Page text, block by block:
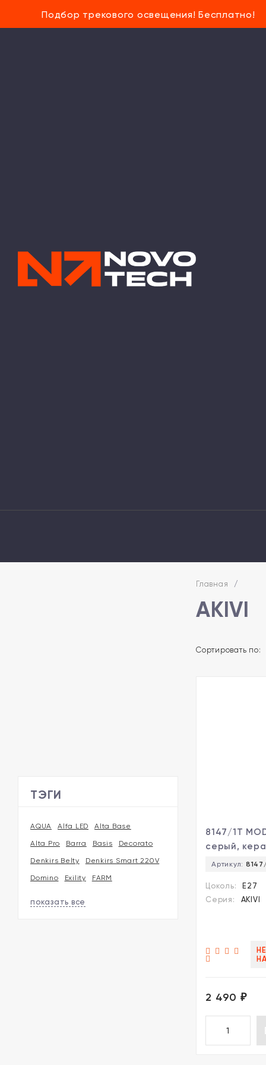
Подбор трекового освещения! Бесплатно!
ТЭГИ
AQUA Alfa LED Alta Base
Alta Pro Barra Basis Decorato
Denkirs Belty Denkirs Smart 220V
Domino Exility FARM
показать все
Главная /
AKIVI
Сортировать по:
8147/1T
серый,
текстиль
AKIVI
Артикул:
Цоколь:
E27
Серия:
AKIVI
2 490 ₽